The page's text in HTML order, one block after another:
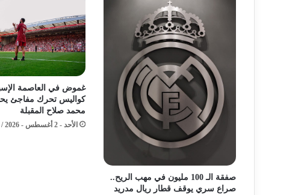
صفقة الـ 100 مليون في مهب الريح..
صراع سري يوقف قطار ريال مدريد
غموض في العاصمة
كواليس تحرك مفاجئ
محمد صلاح المقبلة
الأحد - 2 أغسطس - 2026 / 4:16 مساءً